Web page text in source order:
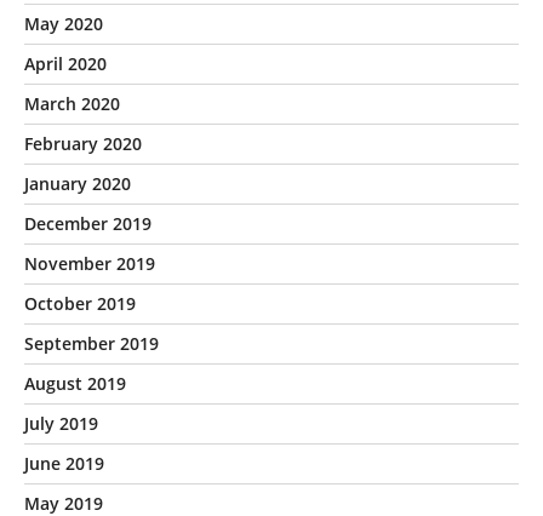
May 2020
April 2020
March 2020
February 2020
January 2020
December 2019
November 2019
October 2019
September 2019
August 2019
July 2019
June 2019
May 2019